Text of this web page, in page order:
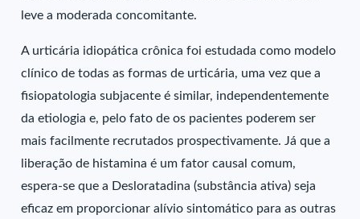
leve a moderada concomitante.
A urticária idiopática crônica foi estudada como modelo
clínico de todas as formas de urticária, uma vez que a
fisiopatologia subjacente é similar, independentemente
da etiologia e, pelo fato de os pacientes poderem ser
mais facilmente recrutados prospectivamente. Já que a
liberação de histamina é um fator causal comum,
espera-se que a Desloratadina (substância ativa) seja
eficaz em proporcionar alívio sintomático para as outras